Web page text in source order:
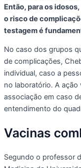
Então, para os
o risco de
testagem é
No caso dos grupos
de complicações,
individual, caso a
no laboratório. A ação
associação em caso
entendimento do
Vacinas
Segundo o professor